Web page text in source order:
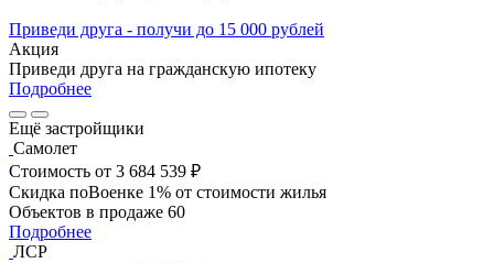
Приведи друга - получи до 15 000 рублей
Акция
Приведи друга на гражданскую ипотеку
Подробнее
Ещё застройщики
Самолет
Стоимость от 3 684 539 ₽
Скидка поВоенке 1% от стоимости жилья
Объектов в продаже 60
Подробнее
ЛСР